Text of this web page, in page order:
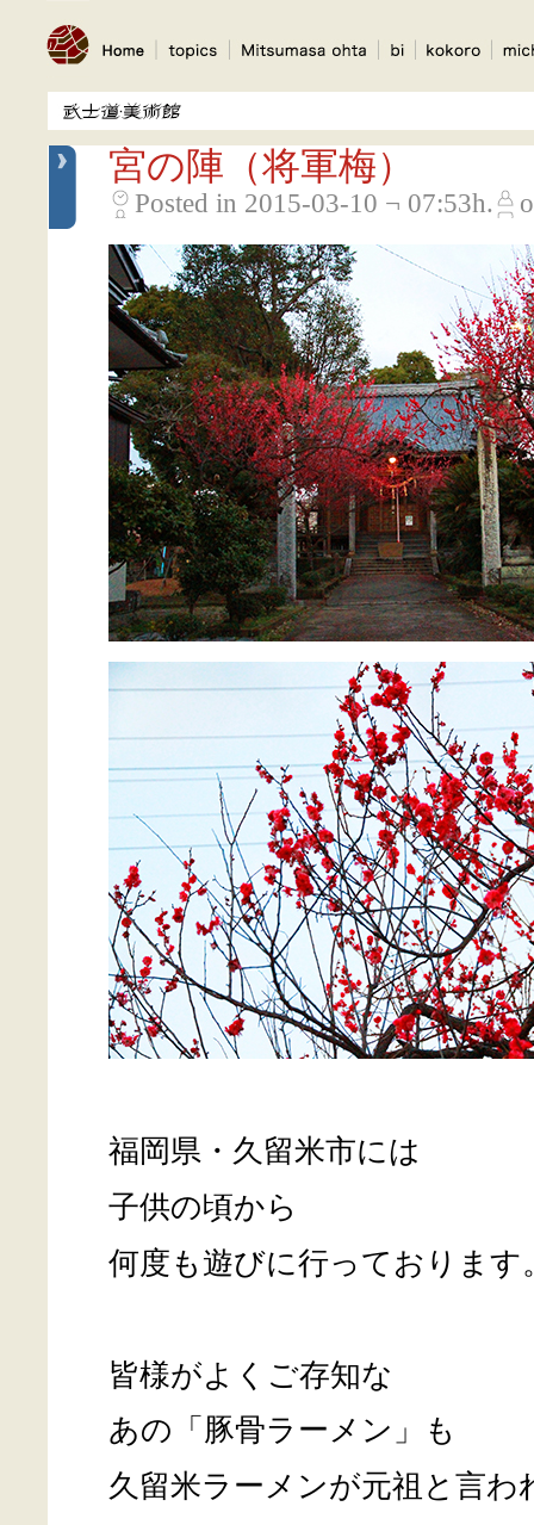
宮の陣（将軍梅）
Posted in 2015-03-10 ¬ 07:53h.
福岡県・久留米市には
子供の頃から
何度も遊びに行っております
皆様がよくご存知な
あの「豚骨ラーメン」も
久留米ラーメンが元祖と言わ